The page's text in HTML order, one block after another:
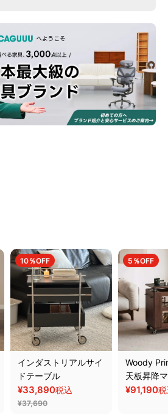
10％OFF
インダストリアルサイ
ドテーブル
¥33,890税込
¥37,690
5％OFF
Woody
天板昇降
ワゴン【
¥91,190